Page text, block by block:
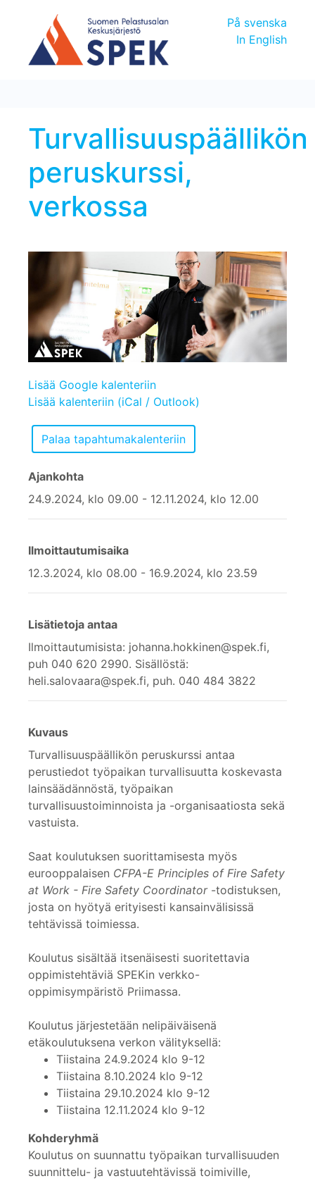
På svenska
In English
Turvallisuuspäällikön
peruskurssi,
verkossa
Lisää Google kalenteriin
Lisää kalenteriin (iCal / Outlook)
Ajankohta
24.9.2024, klo 09.00 - 12.11.2024, klo 12.00
Ilmoittautumisaika
12.3.2024, klo 08.00 - 16.9.2024, klo 23.59
Lisätietoja antaa
Ilmoittautumisista: johanna.hokkinen@spek.fi,
puh 040 620 2990. Sisällöstä:
heli.salovaara@spek.fi, puh. 040 484 3822
Kuvaus
Turvallisuuspäällikön peruskurssi antaa
perustiedot työpaikan turvallisuutta koskevasta
lainsäädännöstä, työpaikan
turvallisuustoiminnoista ja -organisaatiosta sekä
vastuista.
Saat koulutuksen suorittamisesta myös
eurooppalaisen CFPA-E Principles of Fire Safety
at Work - Fire Safety Coordinator-todistuksen,
josta on hyötyä erityisesti kansainvälisissä
tehtävissä toimiessa.
Koulutus sisältää itsenäisesti suoritettavia
oppimistehtäviä SPEKin verkko-
oppimisympäristö Priimassa.
Koulutus järjestetään nelipäiväisenä
etäkoulutuksena verkon välityksellä:
Tiistaina 24.9.2024 klo 9-12
Tiistaina 8.10.2024 klo 9-12
Tiistaina 29.10.2024 klo 9-12
Tiistaina 12.11.2024 klo 9-12
Kohderyhmä
Koulutus on suunnattu työpaikan turvallisuuden
suunnittelu- ja vastuutehtävissä toimiville,